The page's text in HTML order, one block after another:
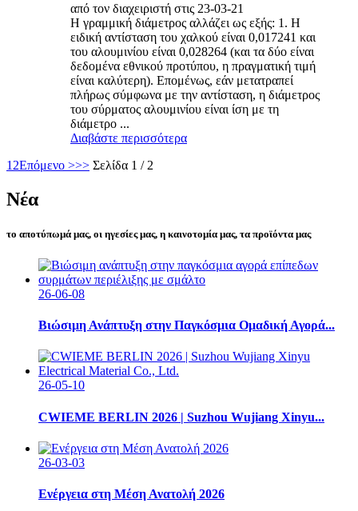
από τον διαχειριστή στις 23-03-21
Η γραμμική διάμετρος αλλάζει ως εξής: 1. Η
ειδική αντίσταση του χαλκού είναι 0,017241 και
του αλουμινίου είναι 0,028264 (και τα δύο είναι
δεδομένα εθνικού προτύπου, η πραγματική τιμή
είναι καλύτερη). Επομένως, εάν μετατραπεί
πλήρως σύμφωνα με την αντίσταση, η διάμετρος
του σύρματος αλουμινίου είναι ίση με τη
διάμετρο ...
Διαβάστε περισσότερα
1 2Επόμενο >>> Σελίδα 1 / 2
Νέα
το αποτύπωμά μας, οι ηγεσίες μας, η καινοτομία μας, τα προϊόντα μας
26-06-08
Βιώσιμη Ανάπτυξη στην Παγκόσμια Ομαδική Αγορά...
26-05-10
CWIEME BERLIN 2026 | Suzhou Wujiang Xinyu...
26-03-03
Ενέργεια στη Μέση Ανατολή 2026